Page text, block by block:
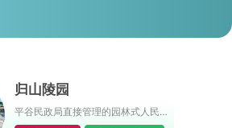
归山陵园
平谷民政局直接管理的园林式人民公墓，是平谷区境内少有的经营性合法公墓